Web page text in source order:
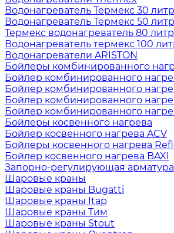
Водонагреватель Термекс 30
Водонагреватель Термекс 50
Термекс водонагреватель 80
Водонагреватель термекс 100
Водонагреватели ARISTON
Бойлеры комбинированного
Бойлер комбинированного
Бойлер комбинированного
Бойлер комбинированного
Бойлер комбинированного
Бойлеры косвенного нагрева
Бойлер косвенного нагрева ACV
Бойлеры косвенного нагрева
Бойлер косвенного нагрева BAXI
Запорно-регулирующая арматура
Шаровые краны
Шаровые краны Bugatti
Шаровые краны Itap
Шаровые краны Тим
Шаровые краны Stout